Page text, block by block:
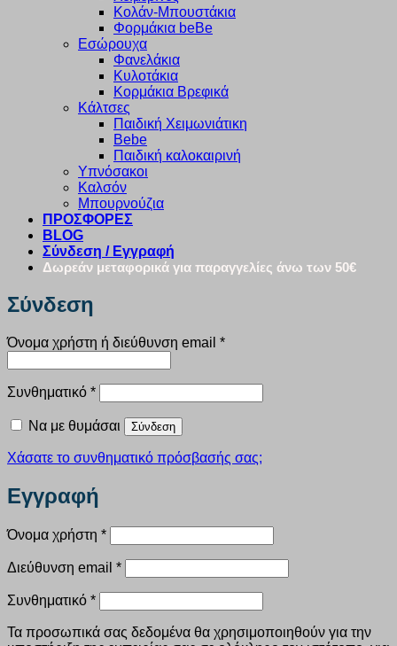
Κολάν-Μπουστάκια
Φορμάκια beBe
Εσώρουχα
Φανελάκια
Κυλοτάκια
Κορμάκια Βρεφικά
Κάλτσες
Παιδική Χειμωνιάτικη
Bebe
Παιδική καλοκαιρινή
Υπνόσακοι
Καλσόν
Μπουρνούζια
ΠΡΟΣΦΟΡΕΣ
BLOG
Σύνδεση / Εγγραφή
Δωρεάν μεταφορικά για παραγγελίες άνω των 50€
Σύνδεση
Όνομα χρήστη ή διεύθυνση email *Απαιτείται
Συνθηματικό *Απαιτείται
Να με θυμάσαι Σύνδεση
Χάσατε το συνθηματικό πρόσβασής σας;
Εγγραφή
Όνομα χρήστη *Απαιτείται
Διεύθυνση email *Απαιτείται
Συνθηματικό *Απαιτείται
Τα προσωπικά σας δεδομένα θα χρησιμοποιηθούν για την